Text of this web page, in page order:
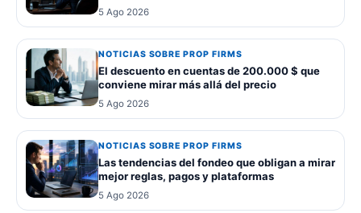
5 Ago 2026
NOTICIAS SOBRE PROP FIRMS
El descuento en cuentas de 200.000 $ que
conviene mirar más allá del precio
5 Ago 2026
NOTICIAS SOBRE PROP FIRMS
Las tendencias del fondeo que obligan a mirar
mejor reglas, pagos y plataformas
5 Ago 2026